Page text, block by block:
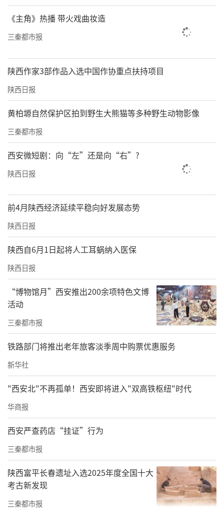
《主角》热播 带火戏曲妆造
三秦都市报
陕西作家3部作品入选中国作协重点扶持项目
陕西日报
黄柏塬自然保护区拍到野生大熊猫等多种野生动物影像
三秦都市报
西安微短剧：向“左”还是向“右”?
陕西日报
前4月陕西经济延续平稳向好发展态势
陕西日报
陕西自6月1日起将人工耳蜗纳入医保
陕西日报
“博物馆月”西安推出200余项特色文博
活动
三秦都市报
铁路部门将推出老年旅客淡季周中购票优惠服务
新华社
"西安北"不再孤单！西安即将进入"双高铁枢纽"时代
华商报
西安严查药店“挂证”行为
三秦都市报
陕西富平长春遗址入选2025年度全国十大
考古新发现
三秦都市报